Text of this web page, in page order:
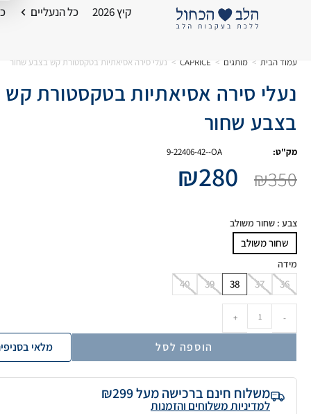
קיץ 2026 כל הנעליים
עמוד הבית > מותגים >
CAPRICE
> נעלי סירה אסיאתיות בטקסטורת קש בצבע שחור
נעלי סירה אסיאתיות בטקסטורת קש
בצבע שחור
מק"ט: 9-22406-42--OA
₪350
₪280
צבע : שחור משולב
שחור משולב
מידה
36
37
38
39
40
-
+
הוספה לסל מלאי
משלוח חינם ברכישה מעל ₪299
למדיניות משלוחים והזמנות